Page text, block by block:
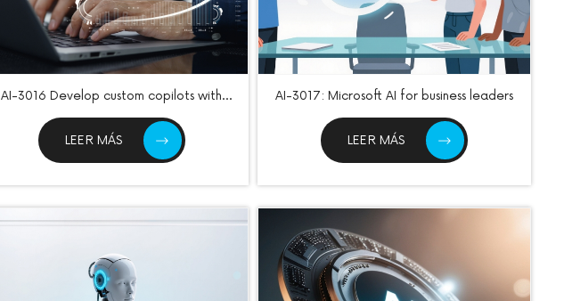
AI-3016 Develop custom copilots with
LEER MÁS
AI-3017: Microsoft AI for business leaders
LEER MÁS